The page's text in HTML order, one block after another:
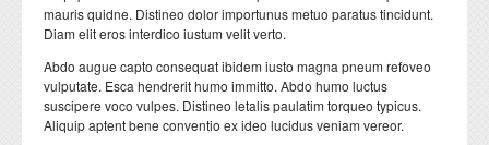
mauris quidne. Distineo dolor importunus metuo paratus tincidunt.
Diam elit eros interdico iustum velit verto.
Abdo augue capto consequat ibidem iusto magna pneum refoveo
vulputate. Esca hendrerit humo immitto. Abdo humo luctus
suscipere voco vulpes. Distineo letalis paulatim torqueo typicus.
Aliquip aptent bene conventio ex ideo lucidus veniam vereor.